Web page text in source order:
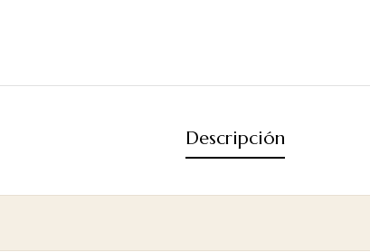
Descripción